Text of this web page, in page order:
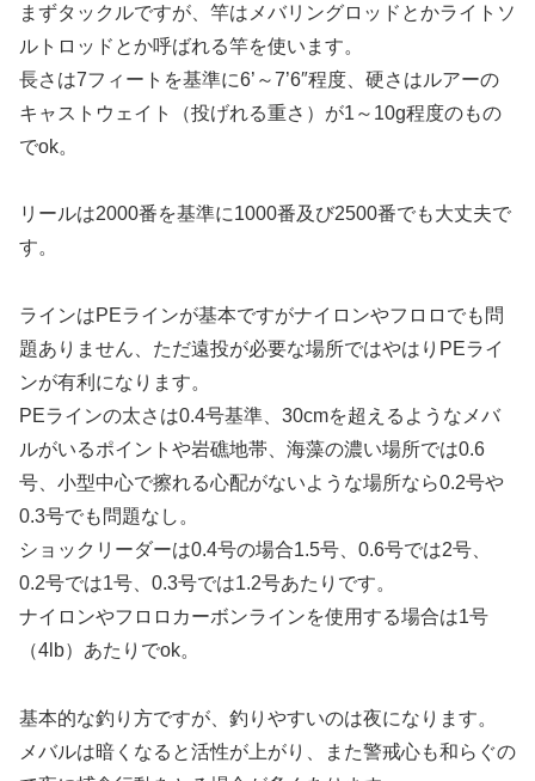
まずタックルですが、竿はメバリングロッドとかライトソ
ルトロッドとか呼ばれる竿を使います。
長さは7フィートを基準に6’～7’6″程度、硬さはルアーの
キャストウェイト（投げれる重さ）が1～10g程度のもの
でok。
リールは2000番を基準に1000番及び2500番でも大丈夫で
す。
ラインはPEラインが基本ですがナイロンやフロロでも問
題ありません、ただ遠投が必要な場所ではやはりPEライ
ンが有利になります。
PEラインの太さは0.4号基準、30cmを超えるようなメバ
ルがいるポイントや岩礁地帯、海藻の濃い場所では0.6
号、小型中心で擦れる心配がないような場所なら0.2号や
0.3号でも問題なし。
ショックリーダーは0.4号の場合1.5号、0.6号では2号、
0.2号では1号、0.3号では1.2号あたりです。
ナイロンやフロロカーボンラインを使用する場合は1号
（4lb）あたりでok。
基本的な釣り方ですが、釣りやすいのは夜になります。
メバルは暗くなると活性が上がり、また警戒心も和らぐの